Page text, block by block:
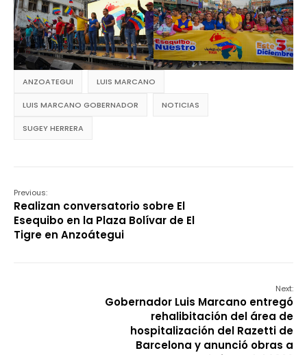
ANZOATEGUI LUIS MARCANO
LUIS MARCANO GOBERNADOR NOTICIAS
SUGEY HERRERA
Previous:
Realizan conversatorio sobre El
Esequibo en la Plaza Bolívar de El
Tigre en Anzoátegui
Next:
Gobernador Luis Marcano entregó
rehalibitación del área de
hospitalización del Razetti de
Barcelona y anunció obras a